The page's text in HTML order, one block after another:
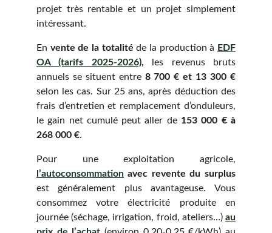
projet très rentable et un projet simplement
intéressant.
En vente de la totalité de la production à EDF
OA (tarifs 2025-2026), les revenus bruts
annuels se situent entre 8 700 € et 13 300 €
selon les cas. Sur 25 ans, après déduction des
frais d’entretien et remplacement d’onduleurs,
le gain net cumulé peut aller de 153 000 € à
268 000 €.
Pour une exploitation agricole,
l’autoconsommation avec revente du surplus
est généralement plus avantageuse. Vous
consommez votre électricité produite en
journée (séchage, irrigation, froid, ateliers…) au